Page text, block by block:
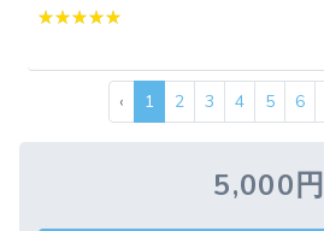
‹ 1 2 3 4 5 6
5,000円